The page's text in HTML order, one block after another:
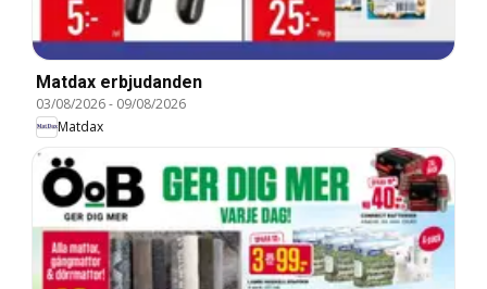
Matdax erbjudanden
03/08/2026- 09/08/2026
Matdax